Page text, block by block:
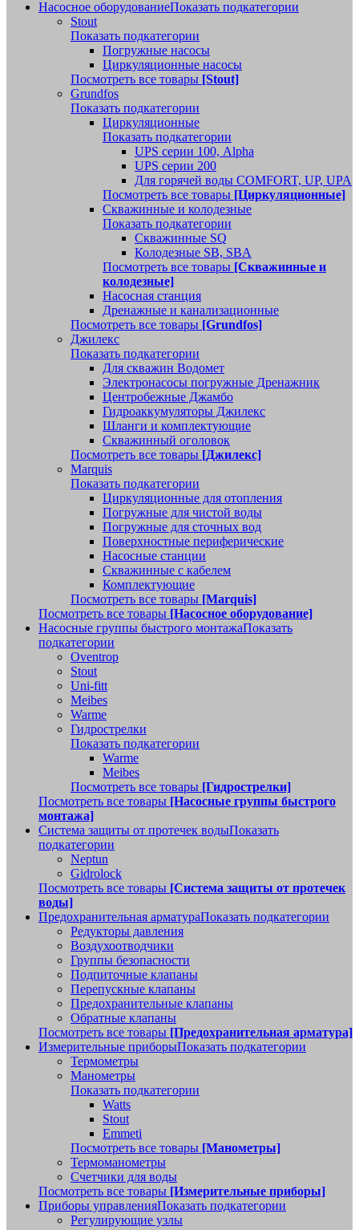
Насосное оборудованиеПоказать подкатегории
Stout
Показать подкатегории
Погружные насосы
Циркуляционные насосы
Посмотреть все товары [Stout]
Grundfos
Показать подкатегории
Циркуляционные
Показать подкатегории
UPS серии 100, Alpha
UPS серии 200
Для горячей воды COMFORT, UP, UPA
Посмотреть все товары [Циркуляционные]
Скважинные и колодезные
Показать подкатегории
Скважинные SQ
Колодезные SB, SBA
Посмотреть все товары [Скважинные и
колодезные]
Насосная станция
Дренажные и канализационные
Посмотреть все товары [Grundfos]
Джилекс
Показать подкатегории
Для скважин Водомет
Электронасосы погружные Дренажник
Центробежные Джамбо
Гидроаккумуляторы Джилекс
Шланги и комплектующие
Скважинный оголовок
Посмотреть все товары [Джилекс]
Marquis
Показать подкатегории
Циркуляционные для отопления
Погружные для чистой воды
Погружные для сточных вод
Поверхностные периферические
Насосные станции
Скважинные с кабелем
Комплектующие
Посмотреть все товары [Marquis]
Посмотреть все товары [Насосное оборудование]
Насосные группы быстрого монтажаПоказать
подкатегории
Oventrop
Stout
Uni-fitt
Meibes
Warme
Гидрострелки
Показать подкатегории
Warme
Meibes
Посмотреть все товары [Гидрострелки]
Посмотреть все товары [Насосные группы быстрого
монтажа]
Система защиты от протечек водыПоказать
подкатегории
Neptun
Gidrolock
Посмотреть все товары [Система защиты от протечек
воды]
Предохранительная арматураПоказать подкатегории
Редукторы давления
Воздухоотводчики
Группы безопасности
Подпиточные клапаны
Перепускные клапаны
Предохранительные клапаны
Обратные клапаны
Посмотреть все товары [Предохранительная арматура]
Измерительные приборыПоказать подкатегории
Термометры
Манометры
Показать подкатегории
Watts
Stout
Emmeti
Посмотреть все товары [Манометры]
Термоманометры
Счетчики для воды
Посмотреть все товары [Измерительные приборы]
Приборы управленияПоказать подкатегории
Регулирующие узлы